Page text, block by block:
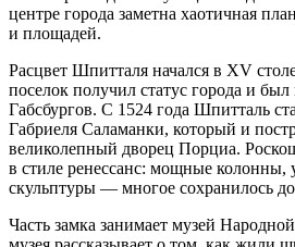
центре города заметна хаотичная
и площадей.
Расцвет Шпитталя начался в XV
поселок получил статус города и
Габсбургов. С 1524 года Шпитталь
Габриеля Саламанки, который и
великолепный дворец Порциа.
в стиле ренессанс: мощные
скульптуры — многое сохранилось
Часть замка занимает музей